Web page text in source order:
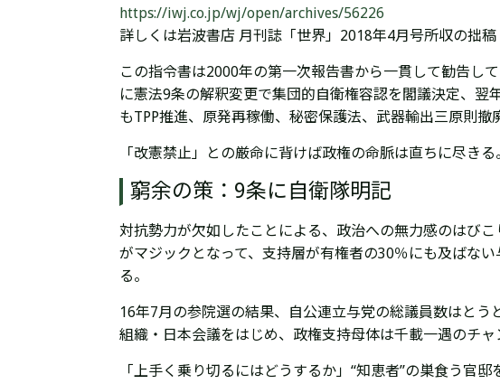
https://iwj.co.jp/wj/open/archives/56226
詳しくは岩波書店 月刊誌「世界」2018年4月号所収の拙
この指令書は2000年の第一次報告書から一貫して勧告し
に憲法9条の解釈変更で集団的自衛権容認を閣議決定、
もTPP推進、原発再稼働、秘密保護法、武器輸出三原則撤
「改憲禁止」との厳命に背けば政権の命脈は直ちに尽き
窮余の策：9条に自衛隊明記
対抗勢力が欠如したことによる、政治への無力感のはび
がマジックとなって、支持層が有権者の30％にも及ばな
る。
16年7月の参院選の結果、自公連立与党の総議員数はと
組織・日本会議をはじめ、政権支持母体は千載一遇のチ
「上手く乗り切るにはどうするか」“知恵者”の巣食う官